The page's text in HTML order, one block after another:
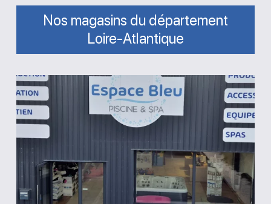
Nos magasins du département
Loire-Atlantique
Magasin
Espace
Bleu
et
Spa